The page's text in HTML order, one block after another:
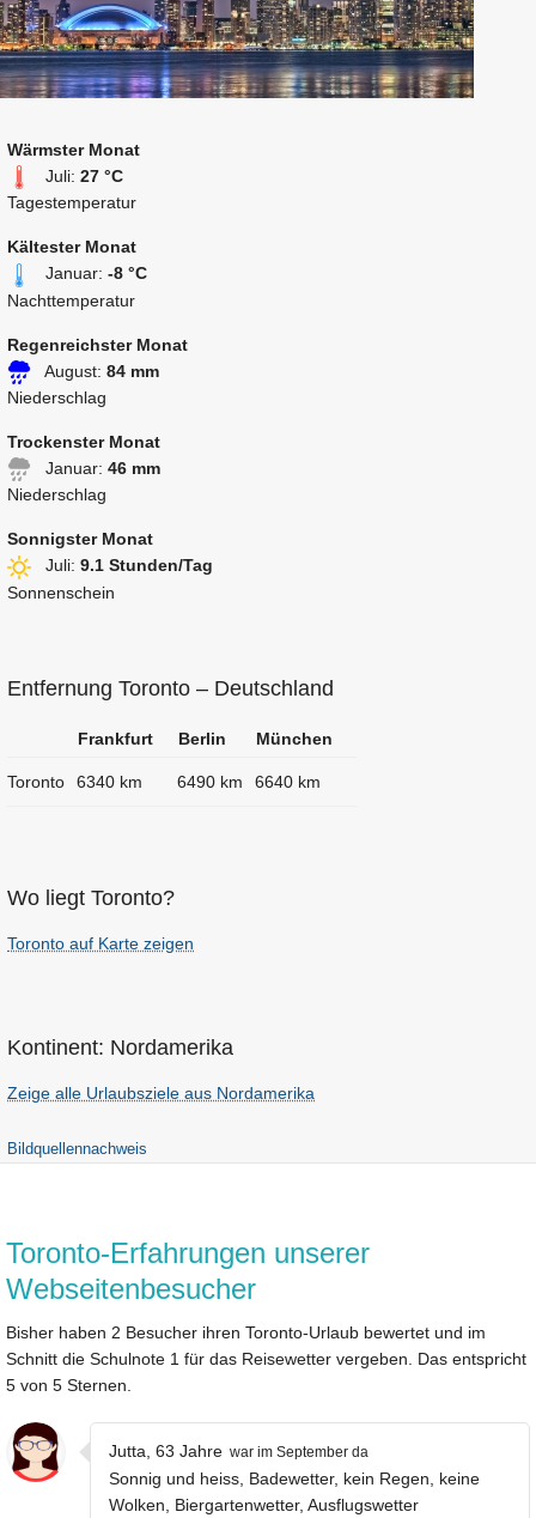
Wärmster Monat
Juli: 27 °C
Tagestemperatur
Kältester Monat
Januar: -8 °C
Nachttemperatur
Regenreichster Monat
August: 84 mm
Niederschlag
Trockenster Monat
Januar: 46 mm
Niederschlag
Sonnigster Monat
Juli: 9.1 Stunden/Tag
Sonnenschein
Entfernung Toronto – Deutschland
Frankfurt Berlin München
Toronto 6340 km 6490 km 6640 km
Wo liegt Toronto?
Toronto auf Karte zeigen
Kontinent: Nordamerika
Zeige alle Urlaubsziele aus Nordamerika
Bildquellennachweis
Toronto-Erfahrungen unserer
Webseitenbesucher
Bisher haben 2 Besucher ihren Toronto-Urlaub bewertet und im
Schnitt die Schulnote 1 für das Reisewetter vergeben. Das entspricht
5 von 5 Sternen.
Jutta, 63 Jahre war im September da
Sonnig und heiss, Badewetter, kein Regen, keine
Wolken, Biergartenwetter, Ausflugswetter